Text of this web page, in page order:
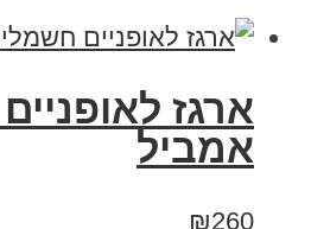
ארגז
אמביל
₪260